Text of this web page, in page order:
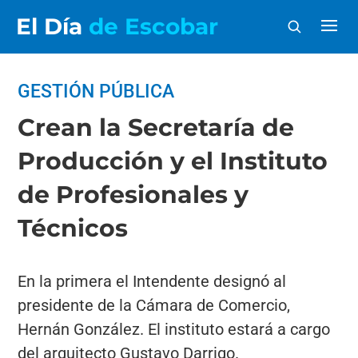
El Día de Escobar
GESTIÓN PÚBLICA
Crean la Secretaría de
Producción y el Instituto
de Profesionales y
Técnicos
En la primera el Intendente designó al
presidente de la Cámara de Comercio,
Hernán González. El instituto estará a cargo
del arquitecto Gustavo Darrigo.